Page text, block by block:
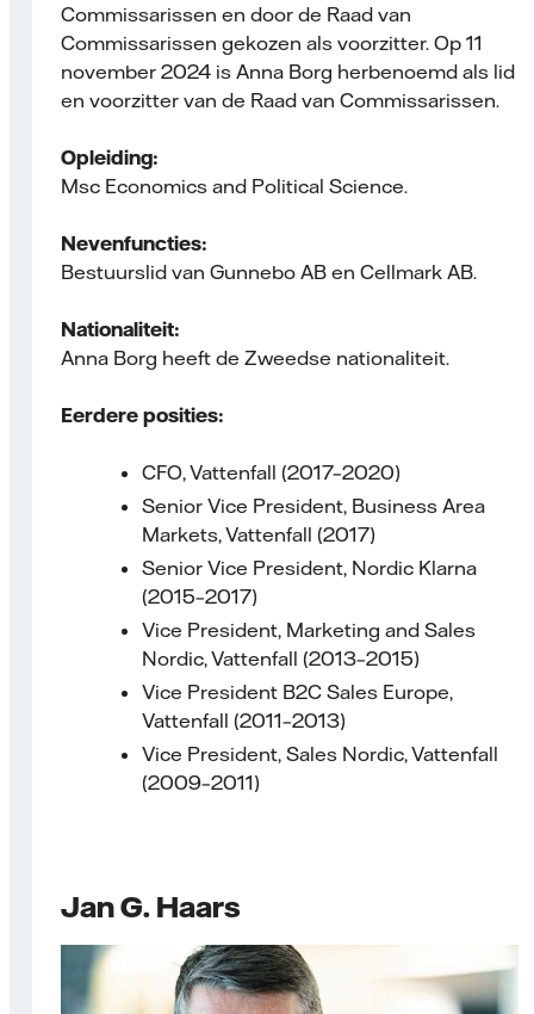
Commissarissen en door de Raad van
Commissarissen gekozen als voorzitter. Op 11
november 2024 is Anna Borg herbenoemd als lid
en voorzitter van de Raad van Commissarissen.
Opleiding:
Msc Economics and Political Science.
Nevenfuncties:
Bestuurslid van Gunnebo AB en Cellmark AB.
Nationaliteit:
Anna Borg heeft de Zweedse nationaliteit.
Eerdere posities:
CFO, Vattenfall (2017–2020)
Senior Vice President, Business Area
Markets, Vattenfall (2017)
Senior Vice President, Nordic Klarna
(2015–2017)
Vice President, Marketing and Sales
Nordic, Vattenfall (2013–2015)
Vice President B2C Sales Europe,
Vattenfall (2011–2013)
Vice President, Sales Nordic, Vattenfall
(2009–2011)
Jan G. Haars